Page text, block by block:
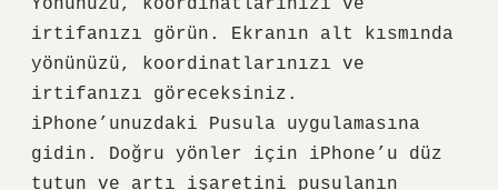
Yönünüzü, koordinatlarınızı ve
irtifanızı görün. Ekranın alt kısmında
yönünüzü, koordinatlarınızı ve
irtifanızı göreceksiniz.
iPhone’unuzdaki Pusula uygulamasına
gidin. Doğru yönler için iPhone’u düz
tutun ve artı işaretini pusulanın